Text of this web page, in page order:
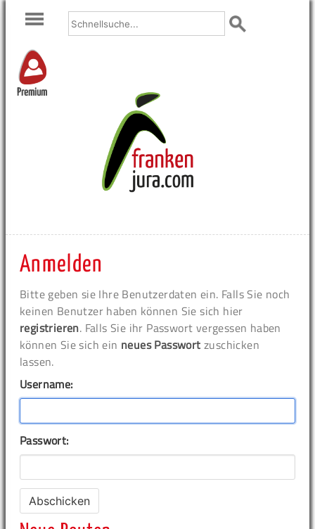
Premium
Anmelden
Bitte geben sie Ihre Benutzerdaten ein. Falls Sie noch
keinen Benutzer haben können Sie sich hier
registrieren. Falls Sie ihr Passwort vergessen haben
können Sie sich ein neues Passwort zuschicken
lassen.
Username:
Passwort: